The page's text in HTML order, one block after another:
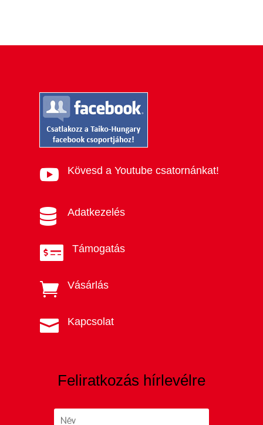
 Kövesd a Youtube csatornánkat!
 Adatkezelés
 Támogatás
 Vásárlás
 Kapcsolat
Feliratkozás hírlevélre